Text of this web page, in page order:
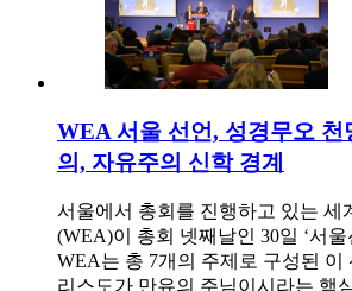
WEA 서울 선언, 성경무오 천
의, 자유주의 신학 경계
서울에서 총회를 진행하고 있는 세
(WEA)이 총회 넷째날인 30일 ‘서
WEA는 총 7개의 주제로 구성된 이
리스도가 만유의 주님이시라는 핵